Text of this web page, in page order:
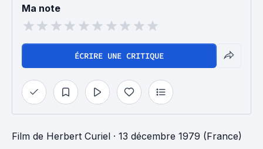
Ma note
ÉCRIRE UNE CRITIQUE
Film de Herbert Curiel · 13 décembre 1979 (France)